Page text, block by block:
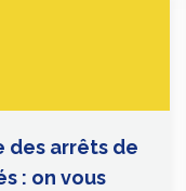
des arrêts de
: on vous